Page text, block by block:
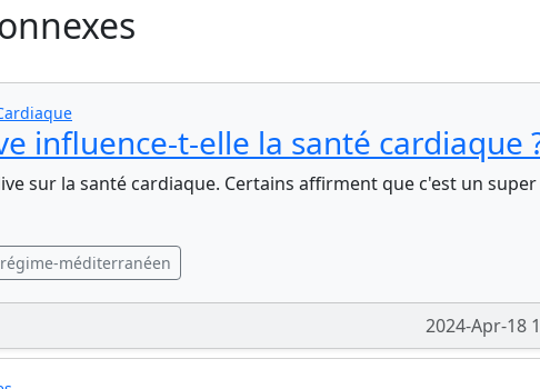
influence-t-elle la santé cardiaque
sur la santé cardiaque. Certains affirment que c'est un super
méditerranéen
2024-Apr-18